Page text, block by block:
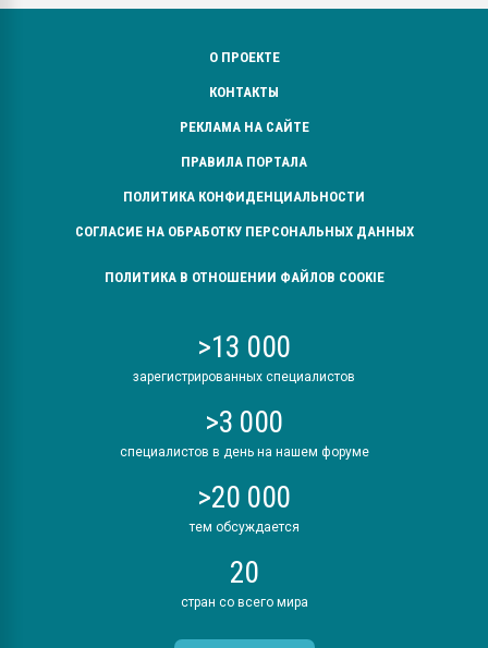
О ПРОЕКТЕ
КОНТАКТЫ
РЕКЛАМА НА САЙТЕ
ПРАВИЛА ПОРТАЛА
ПОЛИТИКА КОНФИДЕНЦИАЛЬНОСТИ
СОГЛАСИЕ НА ОБРАБОТКУ ПЕРСОНАЛЬНЫХ ДАННЫХ
ПОЛИТИКА В ОТНОШЕНИИ ФАЙЛОВ COOKIE
>13 000
зарегистрированных специалистов
>3 000
специалистов в день на нашем форуме
>20 000
тем обсуждается
20
стран со всего мира